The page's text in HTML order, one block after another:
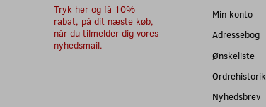
Tryk her og få 10%
rabat, på dit næste køb,
når du tilmelder dig vores
nyhedsmail.
Min konto
Adressebog
Ønskeliste
Ordrehistorik
Nyhedsbrev